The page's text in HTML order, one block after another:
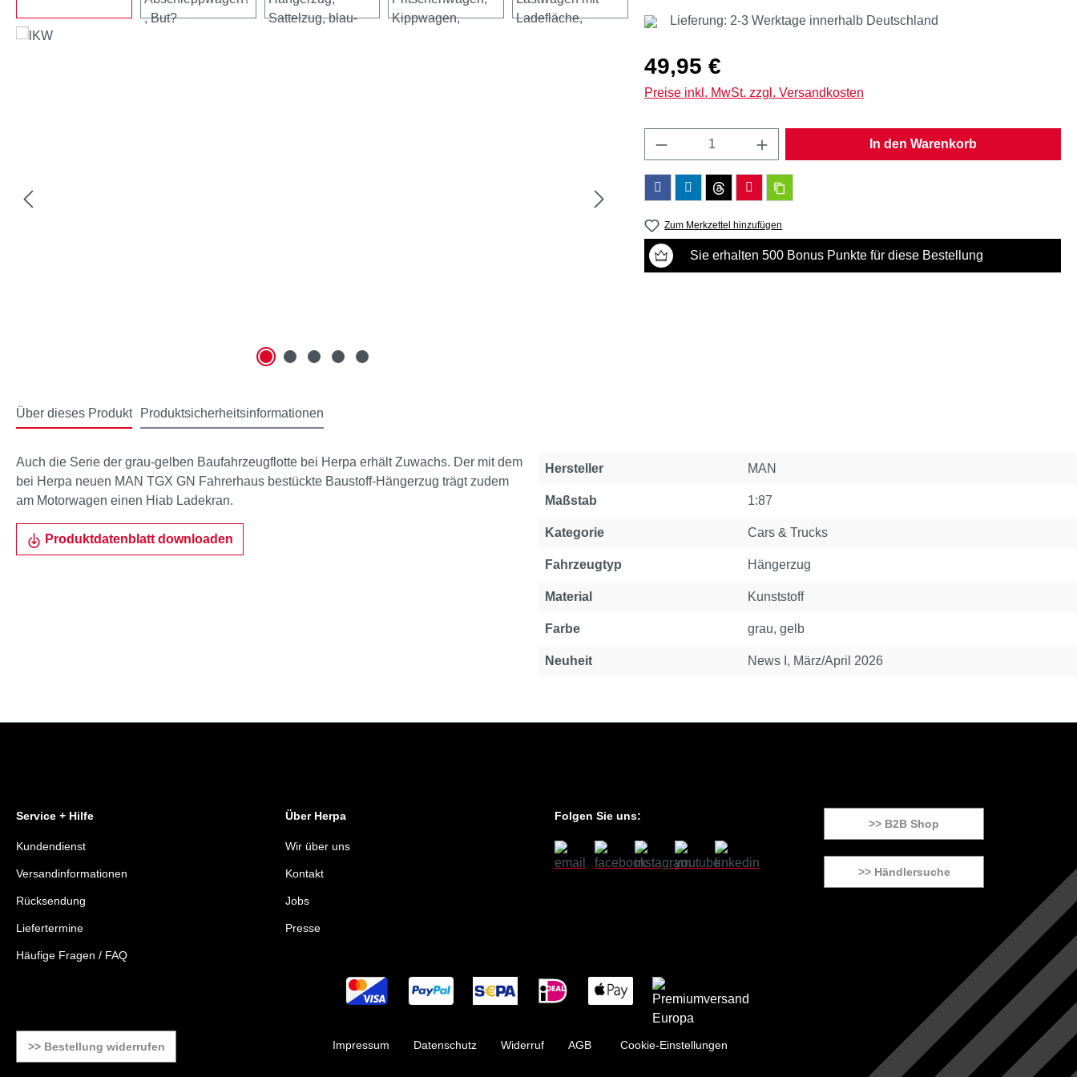
Lieferung: 2-3 Werktage innerhalb Deutschland
Regulärer Preis:
49,95 €
Preise inkl. MwSt. zzgl. Versandkosten
Produkt Anzahl: Gib den gewünschten Wert ein
In den Warenkorb
Zum Merkzettel hinzufügen
Sie erhalten 500 Bonus Punkte für diese Bestellung
Über dieses Produkt Produktsicherheitsinformationen
Auch die Serie der grau-gelben Baufahrzeugflotte bei Herpa erhält Zuwachs. Der mit dem
bei Herpa neuen MAN TGX GN Fahrerhaus bestückte Baustoff-Hängerzug trägt zudem
am Motorwagen einen Hiab Ladekran.
Produktdatenblatt downloaden
Eigenschaft
Hersteller MAN
Maßstab 1:87
Kategorie Cars & Trucks
Fahrzeugtyp Hängerzug
Material Kunststoff
Farbe grau, gelb
Neuheit News I, März/April 2026
Service + Hilfe
Kundendienst
Versandinformationen
Rücksendung
Liefertermine
Häufige Fragen / FAQ
Über Herpa
Wir über uns
Kontakt
Jobs
Presse
Folgen Sie uns:
>> B2B Shop
>> Händlersuche
>> Bestellung widerrufen Impressum Datenschutz Widerruf AGB Cookie-Einstellungen